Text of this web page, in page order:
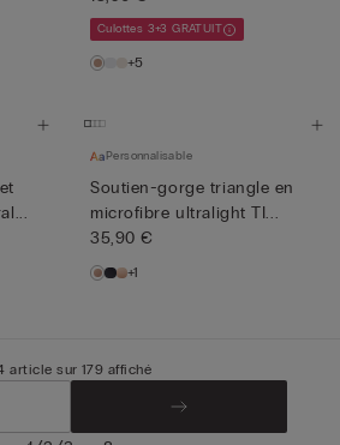
Culottes 3+3 GRATUIT
+5
Personnalisable
Soutien-gorge triangle en
microfibre ultralight TI...
35,90 €
+1
article sur 179 affiché